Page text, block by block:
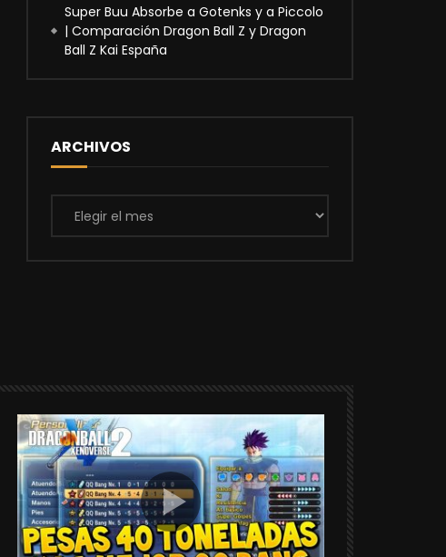
Super Buu Absorbe a Gotenks y a Piccolo
| Comparación Dragon Ball Z y Dragon
Ball Z Kai España
ARCHIVOS
Archivos